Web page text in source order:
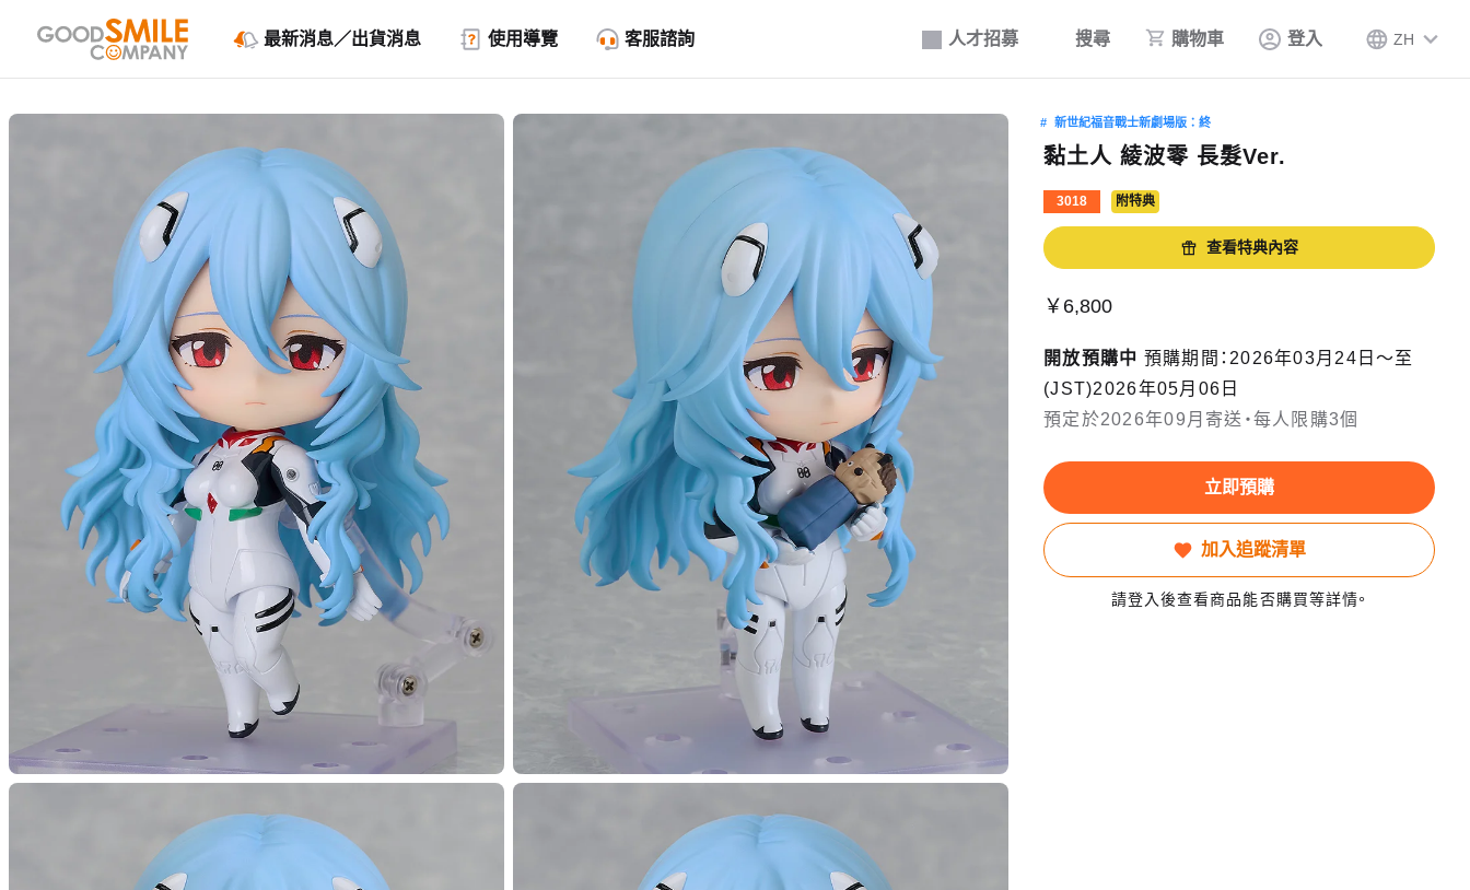
人才招募 搜尋 購物車 登入 ZH
最新消息／出貨消息 使用導覽 客服諮詢
新世紀福音戰士新劇場版：終
黏土人 綾波零 長髮Ver.
3018 附特典
查看特典內容
￥6,800
開放預購中 預購期間：2026年03月24日〜至
(JST)2026年05月06日
預定於2026年09月寄送・每人限購3個
立即預購
加入追蹤清單
請登入後查看商品能否購買等詳情。